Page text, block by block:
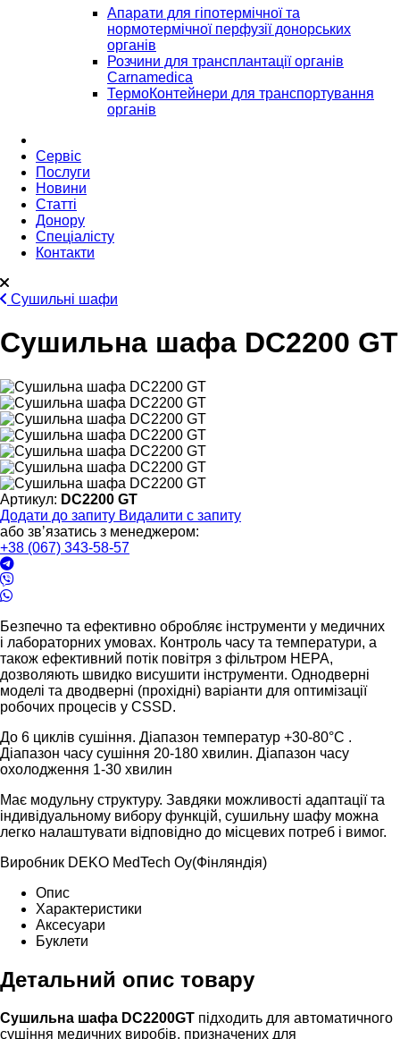
Апарати для гіпотермічної та
нормотермічної перфузії донорських
органів
Розчини для трансплантації органів
Carnamedica
ТермоКонтейнери для транспортування
органів
Сервіс
Послуги
Новини
Статті
Донору
Спеціалісту
Контакти
Сушильні шафи
Сушильна шафа DC2200 GT
Артикул: DC2200 GT
Додати до запиту Видалити с запиту
або звʼязатись з менеджером:
+38 (067) 343-58-57
Безпечно та ефективно обробляє інструменти у медичних
і лабораторних умовах. Контроль часу та температури, а
також ефективний потік повітря з фільтром HEPA,
дозволяють швидко висушити інструменти. Однодверні
моделі та дводверні (прохідні) варіанти для оптимізації
робочих процесів у CSSD.
До 6 циклів сушіння. Діапазон температур +30-80°C .
Діапазон часу сушіння 20-180 хвилин. Діапазон часу
охолодження 1-30 хвилин
Має модульну структуру. Завдяки можливості адаптації та
індивідуальному вибору функцій, сушильну шафу можна
легко налаштувати відповідно до місцевих потреб і вимог.
Виробник DEKO MedTech Oy(Фінляндія)
Опис
Характеристики
Аксесуари
Буклети
Детальний опис товару
Сушильна шафа DC2200GT підходить для автоматичного
сушіння медичних виробів, призначених для